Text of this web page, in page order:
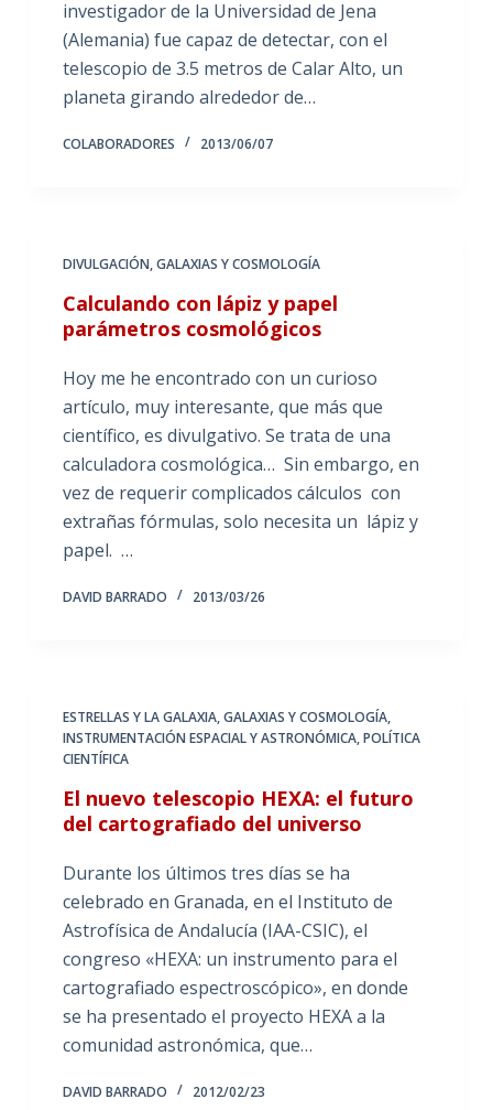
investigador de la Universidad de Jena
(Alemania) fue capaz de detectar, con el
telescopio de 3.5 metros de Calar Alto, un
planeta girando alrededor de…
COLABORADORES 2013/06/07
DIVULGACIÓN,GALAXIAS Y COSMOLOGÍA
Calculando con lápiz y papel
parámetros cosmológicos
Hoy me he encontrado con un curioso
artículo, muy interesante, que más que
científico, es divulgativo. Se trata de una
calculadora cosmológica… Sin embargo, en
vez de requerir complicados cálculos con
extrañas fórmulas, solo necesita un lápiz y
papel. …
DAVID BARRADO 2013/03/26
ESTRELLAS Y LA GALAXIA,GALAXIAS Y COSMOLOGÍA,
INSTRUMENTACIÓN ESPACIAL Y ASTRONÓMICA,POLÍTICA
CIENTÍFICA
El nuevo telescopio HEXA: el futuro
del cartografiado del universo
Durante los últimos tres días se ha
celebrado en Granada, en el Instituto de
Astrofísica de Andalucía (IAA-CSIC), el
congreso «HEXA: un instrumento para el
cartografiado espectroscópico», en donde
se ha presentado el proyecto HEXA a la
comunidad astronómica, que…
DAVID BARRADO 2012/02/23